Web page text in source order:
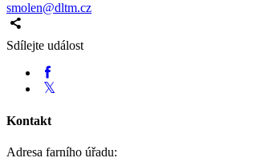
smolen@dltm.cz
Sdílejte událost
Kontakt
Adresa farního úřadu: